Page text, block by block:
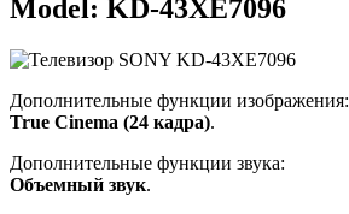
Model: KD-43XE7096
Дополнительные функции изображения:
True Cinema (24 кадра).
Дополнительные функции звука:
Объемный звук.